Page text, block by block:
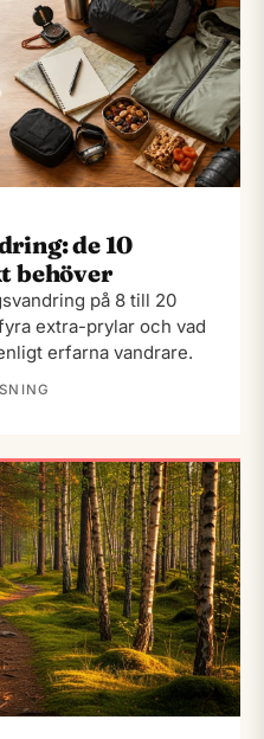
de 10
behöver
på 8 till 20
extra-prylar och vad
erfarna vandrare.